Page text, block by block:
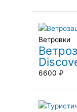
Ветровки
6600 ₽